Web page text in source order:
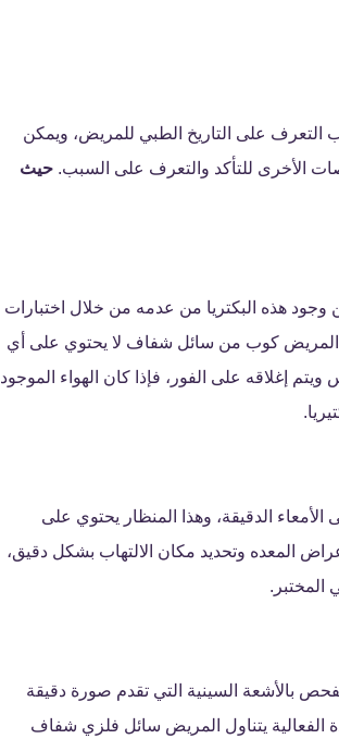
التعرف على التاريخ الطبي للمريض، ويمكن
الأخرى للتأكد والتعرف على السبب. حيث
وجود هذه البكتريا من عدمه من خلال اختبارات
المريض كوب من سائل شفاف لا يحتوي على أي
إغلاقه على الفور، فإذا كان الهواء الموجود
الدقيقة، وهذا المنظار يحتوي على
المعده وتحديد مكان الالتهاب بشكل دقيق،
المختبر.
بالأشعة السينية التي تقدم صورة دقيقة
الفعالية يتناول المريض سائل فلزي شفاف